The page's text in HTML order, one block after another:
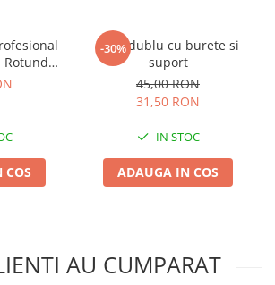
/ drujba
Rotund
-30%
Ham dublu cu burete si
suport
45,00 RON
31,50 RON
IN STOC
ADAUGA IN COS
AU CUMPARAT